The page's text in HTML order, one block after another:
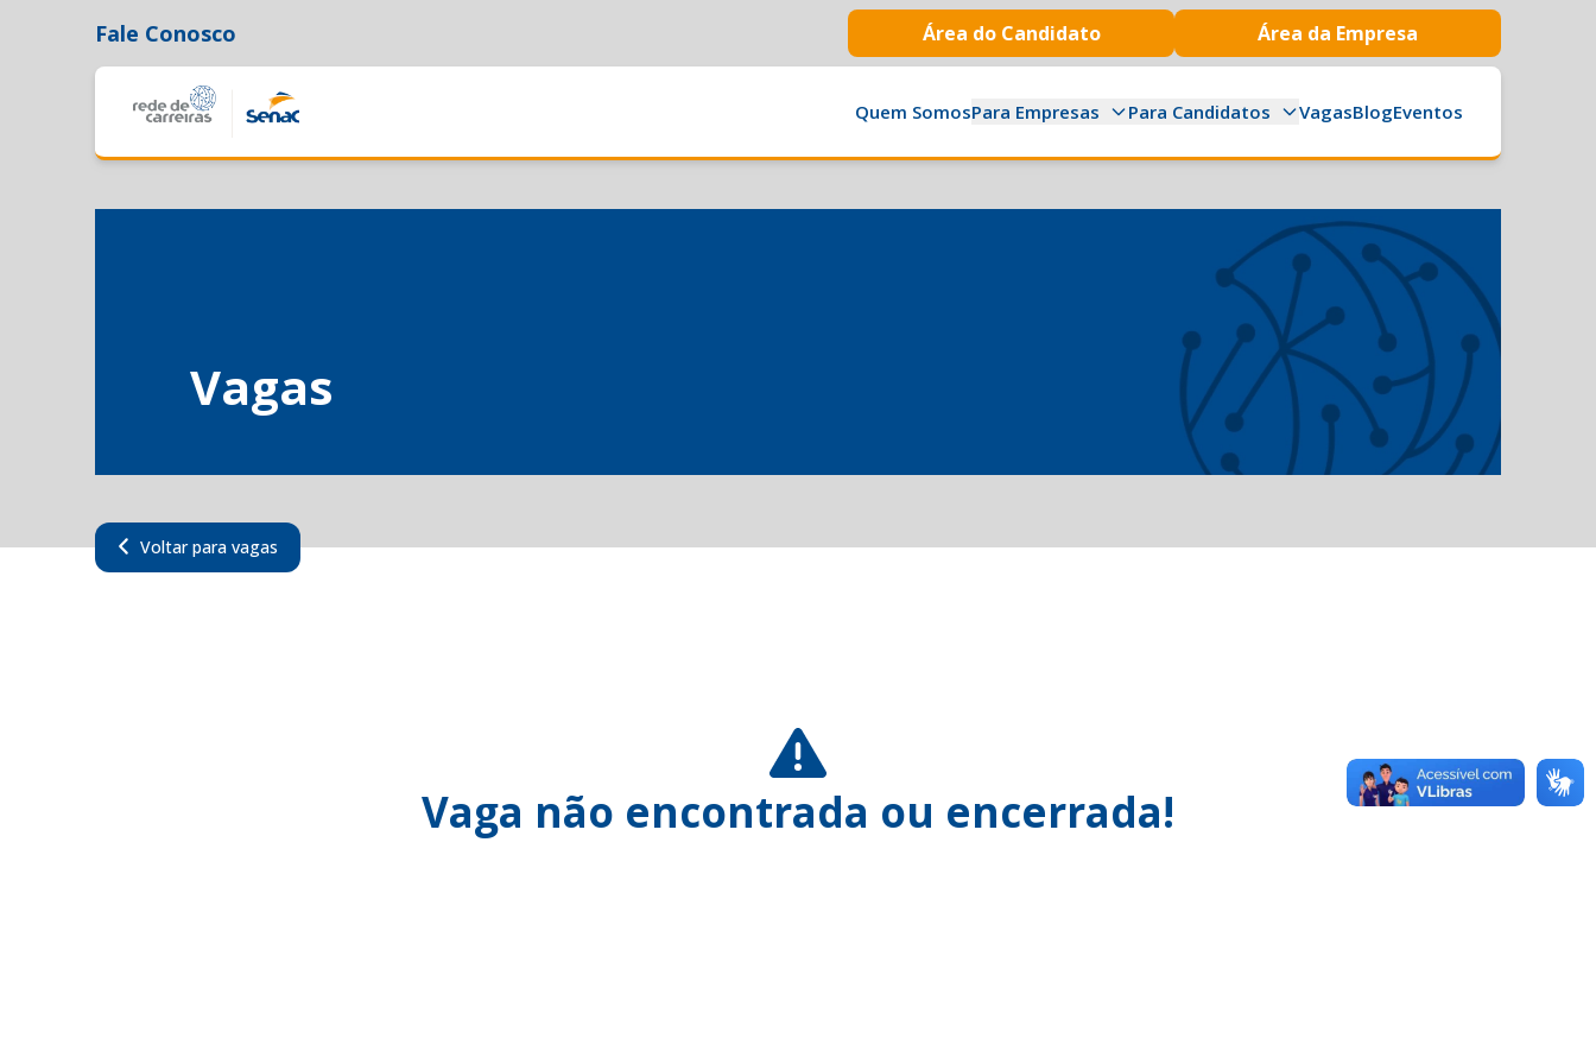
Fale Conosco Área do Candidato Área da Empresa
Quem SomosPara Empresas Para Candidatos VagasBlogEventos
Vagas
Voltar para vagas
Vaga não encontrada ou encerrada!